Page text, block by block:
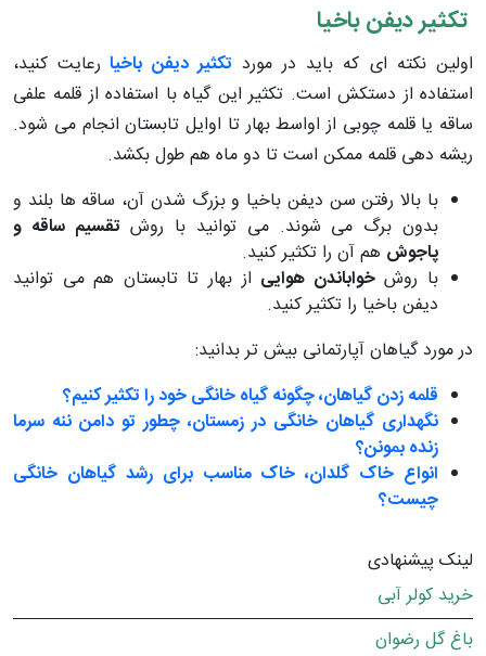
تکثیر دیفن باخیا
اولین نکته ای که باید در مورد تکثیر دیفن باخیا رعایت کنید،
استفاده از دستکش است. تکثیر این گیاه با استفاده از قلمه علفی
ساقه یا قلمه چوبی از اواسط بهار تا اوایل تابستان انجام می شود.
ریشه دهی قلمه ممکن است تا دو ماه هم طول بکشد.
با بالا رفتن سن دیفن باخیا و بزرگ شدن آن، ساقه ها بلند و
بدون برگ می شوند. می توانید با روش تقسیم ساقه و
پاجوش هم آن را تکثیر کنید.
با روشخواباندن هوایی از بهار تا تابستان هم می توانید
دیفن باخیا را تکثیر کنید.
در مورد گیاهان آپارتمانی بیش تر بدانید:
قلمه زدن گیاهان، چگونه گیاه خانگی خود را تکثیر کنیم؟
نگهداری گیاهان خانگی در زمستان، چطور تو دامن ننه سرما
زنده بمونن؟
انواع خاک گلدان، خاک مناسب برای رشد گیاهان خانگی
چیست؟
لینک پیشنهادی
خرید کولر آبی
باغ گل رضوان